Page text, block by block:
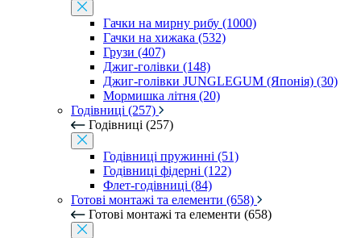
Гачки на мирну рибу (1000)
Гачки на хижака (532)
Грузи (407)
Джиг-голівки (148)
Джиг-голівки JUNGLEGUM (Японія) (30)
Мормишка літня (20)
Годівниці (257)
Годівниці (257)
Годівниці пружинні (51)
Годівниці фідерні (122)
Флет-годівниці (84)
Готові монтажі та елементи (658)
Готові монтажі та елементи (658)